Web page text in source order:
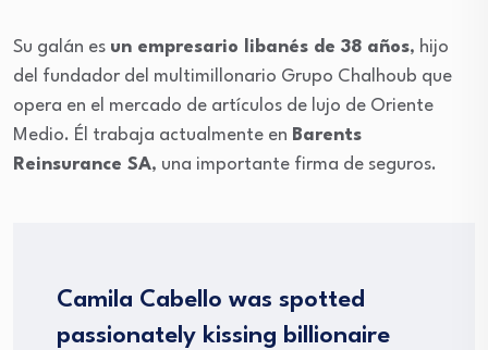
Su galán es un empresario libanés de 38 años, hijo
del fundador del multimillonario Grupo Chalhoub que
opera en el mercado de artículos de lujo de Oriente
Medio. Él trabaja actualmente en Barents
Reinsurance SA, una importante firma de seguros.
Camila Cabello was spotted
passionately kissing billionaire